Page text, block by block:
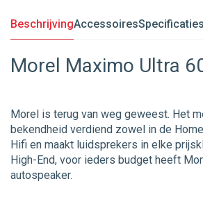
BeschrijvingAccessoiresSpecificaties
Morel Maximo Ultra
Morel is terug van weg geweest. Het
bekendheid verdiend zowel in de
Hifi en maakt luidsprekers in elke
High-End, voor ieders budget heeft
autospeaker.